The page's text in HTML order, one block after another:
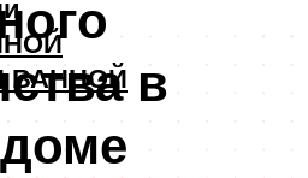
ВАННОЙ в